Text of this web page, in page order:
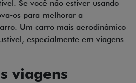
Se você não estiver usando
os para melhorar a
Um carro mais aerodinâmico
especialmente em viagens
viagens